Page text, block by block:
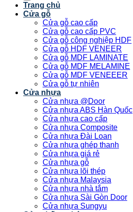
Trang chủ
Cửa gỗ
Cửa gỗ cao cấp
Cửa gỗ cao cấp PVC
Cửa gỗ công nghiệp HDF
Cửa gỗ HDF VENEER
Cửa gỗ MDF LAMINATE
Cửa gỗ MDF MELAMINE
Cửa gỗ MDF VENEEER
Cửa gỗ tự nhiên
Cửa nhựa
Cửa nhựa @Door
Cửa nhựa ABS Hàn Quốc
Cửa nhựa cao cấp
Cửa nhựa Composite
Cửa nhựa Đài Loan
Cửa nhựa ghép thanh
Cửa nhựa giá rẻ
Cửa nhựa gỗ
Cửa nhựa lõi thép
Cửa nhựa Malaysia
Cửa nhựa nhà tắm
Cửa nhựa Sài Gòn Door
Cửa nhựa Sungyu